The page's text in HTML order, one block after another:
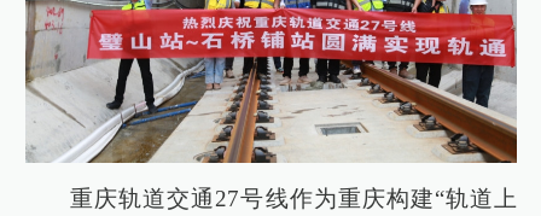
重庆轨道交通27号线作为重庆构建“轨道上